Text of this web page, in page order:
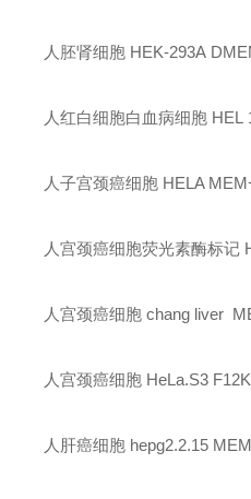
人胚肾细胞 HEK-293A
人红白细胞白血病细胞 HEL
人子宫颈癌细胞 HELA
人宫颈癌细胞荧光素酶标记
人宫颈癌细胞 chang liver
人宫颈癌细胞 HeLa.S3
人肝癌细胞 hepg2.2.15